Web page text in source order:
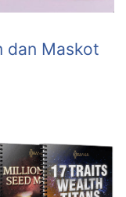
dan Maskot